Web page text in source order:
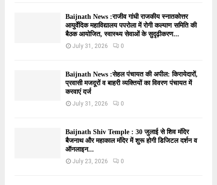
Baijnath News :राजीव गांधी राजकीय स्नातकोत्तर
आयुर्वेदिक महाविद्यालय पपरोला में रोगी कल्याण समिति की
बैठक आयोजित, स्वास्थ्य सेवाओं के सुदृढ़ीकरण...
July 31, 2026 0
Baijnath News :सेहल पंचायत की अपील: किरायेदारों,
प्रवासी मजदूरों व बाहरी व्यक्तियों का विवरण पंचायत में
करवाएं दर्ज
July 31, 2026 0
Baijnath Shiv Temple : 30 जुलाई से शिव मंदिर
बैजनाथ और महाकाल मंदिर में शुरू होगी डिजिटल दर्शन व
ऑनलाइन...
July 23, 2026 0